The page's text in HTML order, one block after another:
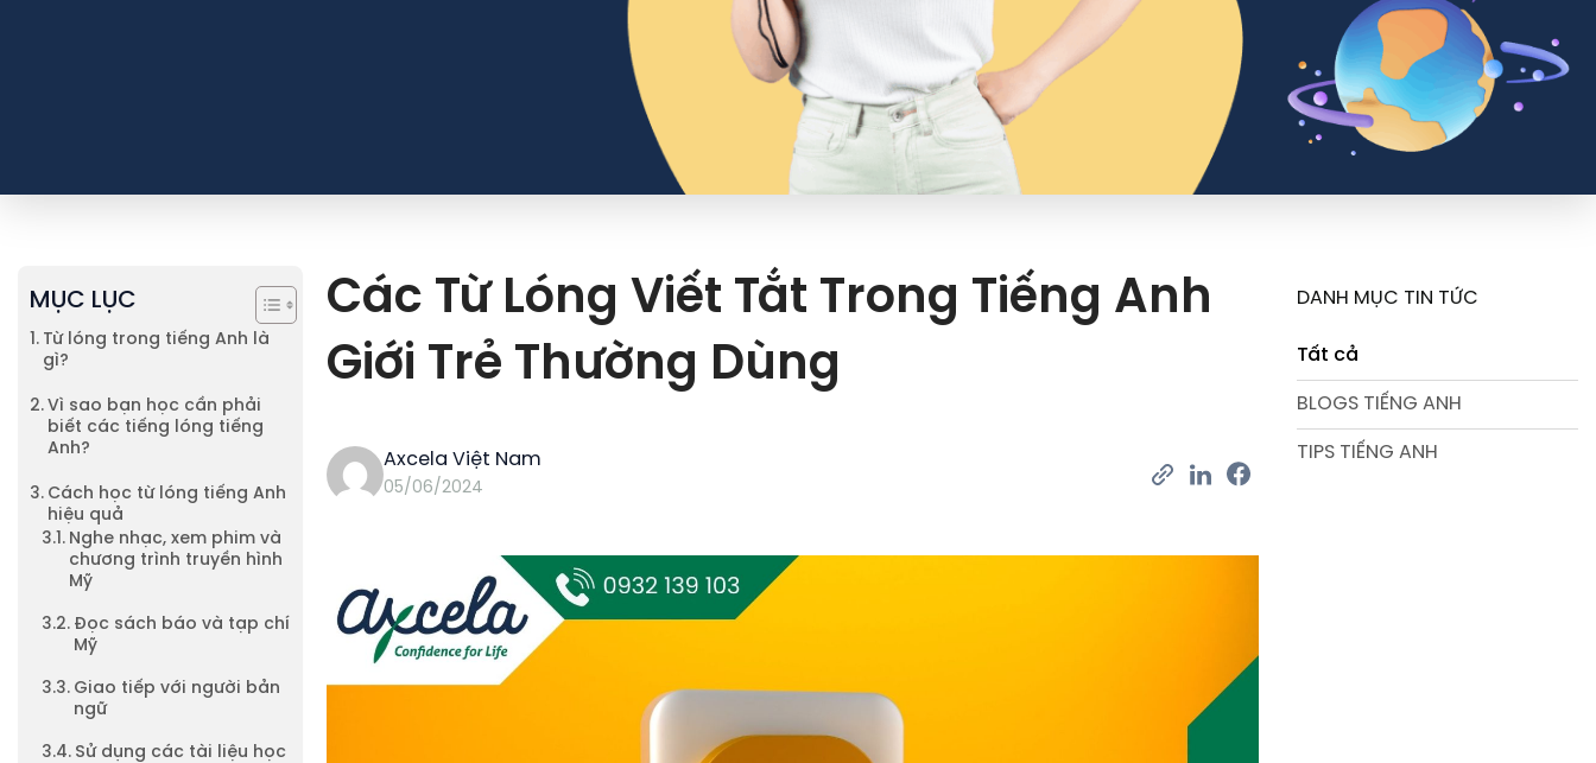
MỤC LỤC
Từ lóng trong tiếng Anh là
gì?
Vì sao bạn học cần phải
biết các tiếng lóng tiếng
Anh?
Cách học từ lóng tiếng Anh
hiệu quả
Nghe nhạc, xem phim và
chương trình truyền hình
Mỹ
Đọc sách báo và tạp chí
Mỹ
Giao tiếp với người bản
ngữ
Sử dụng các tài liệu học
Các Từ Lóng Viết Tắt Trong Tiếng Anh
Giới Trẻ Thường Dùng
Axcela Việt Nam
05/06/2024
DANH MỤC TIN TỨC
Tất cả
BLOGS TIẾNG ANH
TIPS TIẾNG ANH